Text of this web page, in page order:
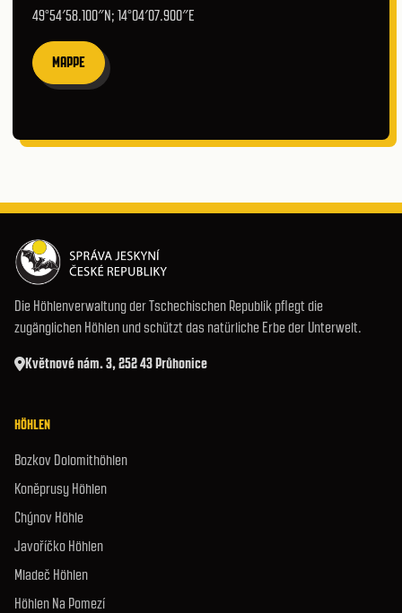
49°54′58.100″N; 14°04′07.900″E
MAPPE
Die Höhlenverwaltung der Tschechischen Republik pflegt die
zugänglichen Höhlen und schützt das natürliche Erbe der Unterwelt.
Květnové nám. 3, 252 43 Průhonice
HÖHLEN
Bozkov Dolomithöhlen
Koněprusy Höhlen
Chýnov Höhle
Javoříčko Höhlen
Mladeč Höhlen
Höhlen Na Pomezí